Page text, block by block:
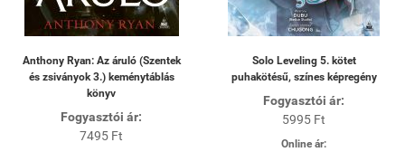
Anthony Ryan: Az áruló (Szentek
és zsiványok 3.) keménytáblás
könyv
Fogyasztói ár:
7495 Ft
Solo Leveling 5. kötet
puhakötésű, színes képregény
Fogyasztói ár:
5995 Ft
Online ár: